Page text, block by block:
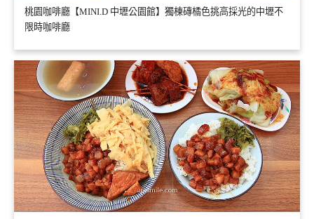
桃園咖啡廳【MINI.D 中壢公園館】獨棟磚橘色挑高採光的中壢不
限時咖啡廳